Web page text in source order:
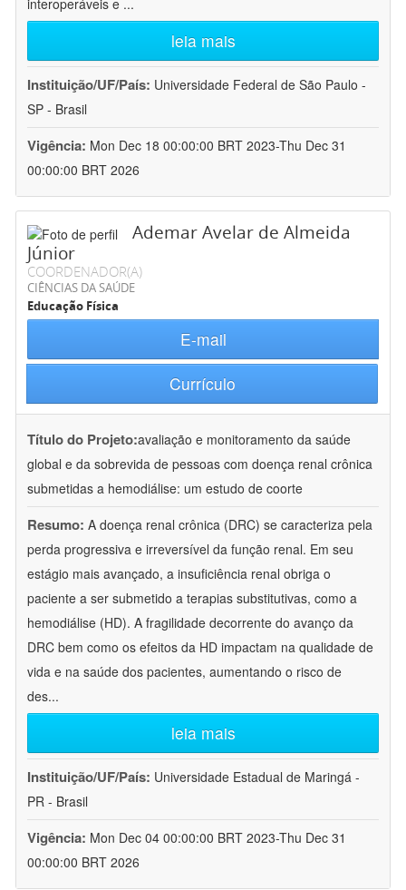
interoperáveis e ...
leia mais
Instituição/UF/País: Universidade Federal de São Paulo -
SP - Brasil
Vigência: Mon Dec 18 00:00:00 BRT 2023-Thu Dec 31
00:00:00 BRT 2026
Ademar Avelar de Almeida
Júnior
COORDENADOR(A)
CIÊNCIAS DA SAÚDE
Educação Física
E-mail
Currículo
Título do Projeto:avaliação e monitoramento da saúde
global e da sobrevida de pessoas com doença renal crônica
submetidas a hemodiálise: um estudo de coorte
Resumo: A doença renal crônica (DRC) se caracteriza pela
perda progressiva e irreversível da função renal. Em seu
estágio mais avançado, a insuficiência renal obriga o
paciente a ser submetido a terapias substitutivas, como a
hemodiálise (HD). A fragilidade decorrente do avanço da
DRC bem como os efeitos da HD impactam na qualidade de
vida e na saúde dos pacientes, aumentando o risco de
des...
leia mais
Instituição/UF/País: Universidade Estadual de Maringá -
PR - Brasil
Vigência: Mon Dec 04 00:00:00 BRT 2023-Thu Dec 31
00:00:00 BRT 2026